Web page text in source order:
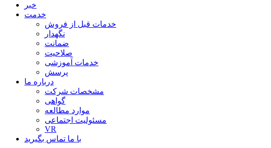
خبر
خدمت
خدمات قبل از فروش
نگهدار
ضمانت
صلاحیت
خدمات آموزشی
پرسش
درباره ما
مشخصات شرکت
گواهی
موارد مطالعه
مسئولیت اجتماعی
VR
با ما تماس بگیرید